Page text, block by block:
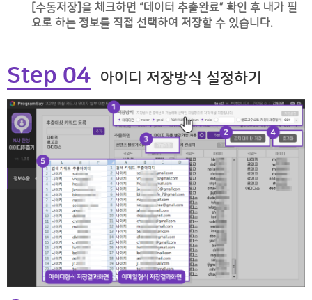
[수동저장]을 체크하면 “데이터 추출완료” 확인 후 내가 필
요로 하는 정보를 직접 선택하여 저장할 수 있습니다.
Step 04 아이디 저장방식 설정하기